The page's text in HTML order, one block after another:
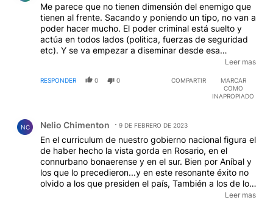
Me parece que no tienen dimensión del enemigo que
tienen al frente. Sacando y poniendo un tipo, no van a
poder hacer mucho. El poder criminal está suelto y
actúa en todos lados (politica, fuerzas de seguridad
etc). Y se va empezar a diseminar desde esa
frenarlo.
Leer mas
RESPONDER 0 0 COMPARTIR
MARCAR
COMO
INAPROPIADO
NC Nelio Chimenton 9 DE FEBRERO DE 2023
En el curriculum de nuestro gobierno nacional figura el
de haber hecho la vista gorda en Rosario, en el
connurbano bonaerense y en el sur. Bien por Aníbal y
los que lo precedieron...y en este resonante éxito no
olvido a los que presiden el país, También a los de los
derechos humanos que velan día y noche por losLeer mas